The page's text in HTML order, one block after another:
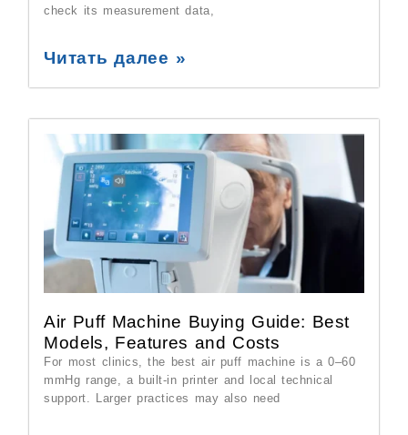
check its measurement data,
Читать далее »
Air Puff Machine Buying Guide: Best
Models, Features and Costs
For most clinics, the best air puff machine is a 0–60
mmHg range, a built-in printer and local technical
support. Larger practices may also need